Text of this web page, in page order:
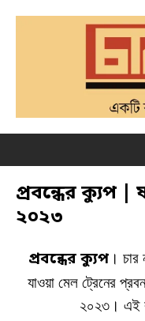
প্রবন্ধের ক্যুপ |
২০২৩
প্রবন্ধের ক্যুপ । চার
যাওয়া মেল ট্রেনের
২০২৩। এই